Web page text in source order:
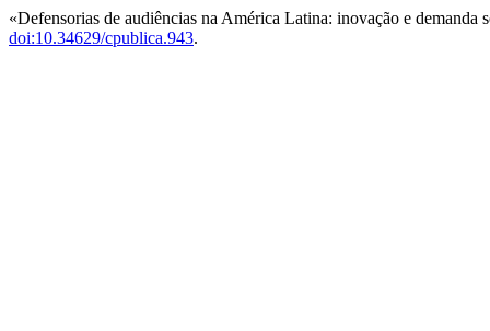
«Defensorias de audiências na América Latina: inovação e
doi:10.34629/cpublica.943.